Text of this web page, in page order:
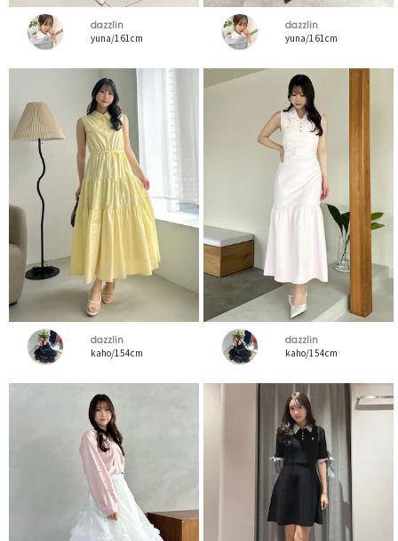
dazzlin
yuna/161cm
dazzlin
yuna/161cm
dazzlin
kaho/154cm
dazzlin
kaho/154cm